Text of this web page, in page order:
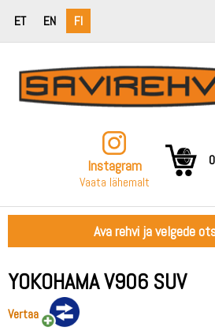
ET EN FI
Instagram
Vaata lähemalt
Ava rehvi ja velgede
YOKOHAMA V906 SUV
Vertaa